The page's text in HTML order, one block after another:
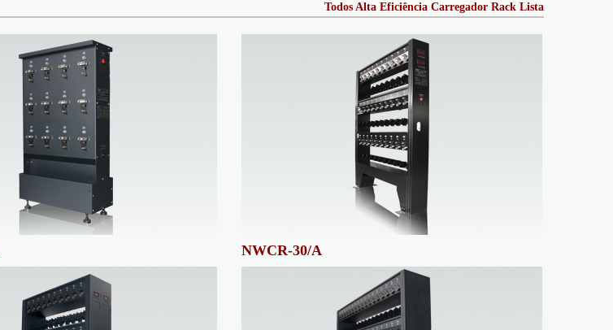
Todos Alta Eficiência Carregador Rack Lista
NWCR-30/A